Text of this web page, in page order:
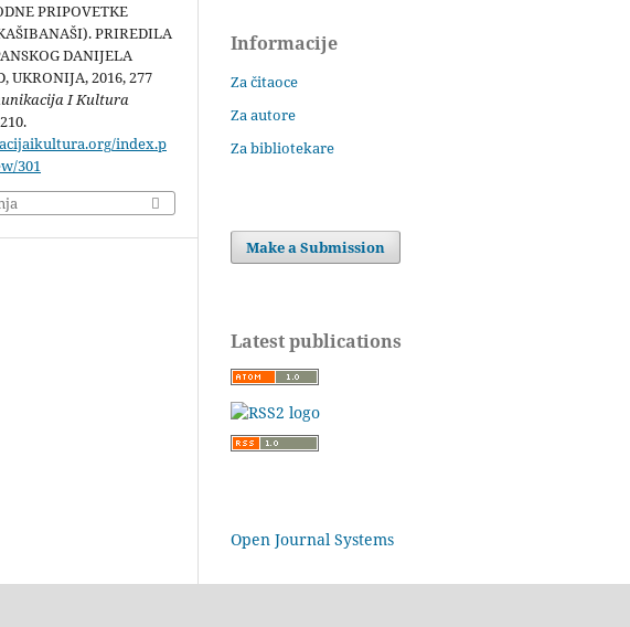
PRIPOVETKE
PRIREDILA
DANIJELA
UKRONIJA, 2016, 277
I Kultura
index.p
301
Informacije
Za čitaoce
Za autore
Za bibliotekare
Make a Submission
Latest publications
Open Journal Systems